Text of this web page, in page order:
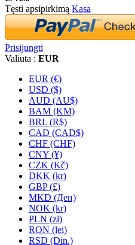
Tęsti apsipirkimą Kasa
Prisijungti
Valiuta : EUR
EUR (€)
USD ($)
AUD (AU$)
BAM (KM)
BRL (R$)
CAD (CAD$)
CHF (CHF)
CNY (¥)
CZK (Kč)
DKK (kr)
GBP (£)
MKD (Ден)
NOK (kr)
PLN (zł)
RON (lei)
RSD (Din.)